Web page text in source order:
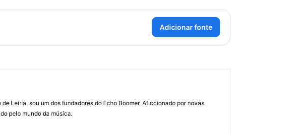
Adicionar fonte
Leiria, sou um dos fundadores do Echo Boomer. Aficcionado por novas
pelo mundo da música.